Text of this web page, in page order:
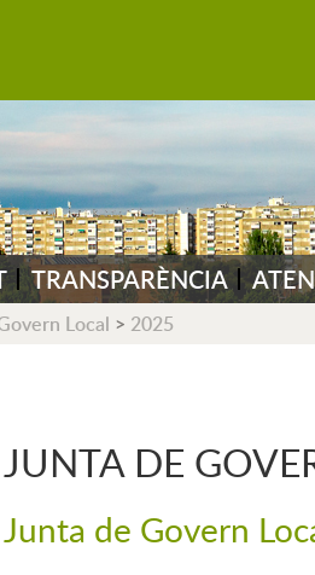
TRANSPARÈNCIA
Local > 2025
JUNTA DE
Junta de Govern